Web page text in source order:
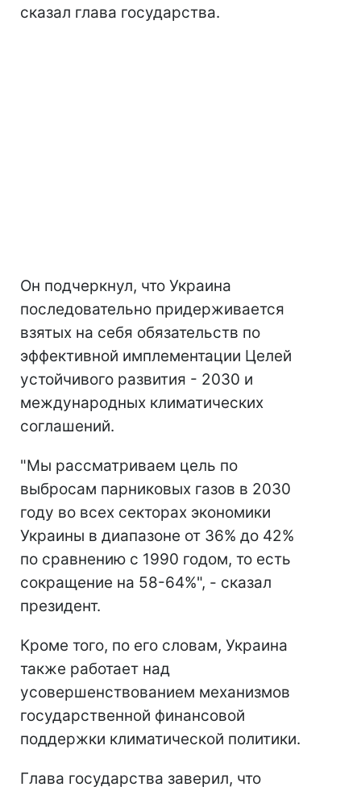
сказал глава государства.
Он подчеркнул, что Украина
последовательно придерживается
взятых на себя обязательств по
эффективной имплементации Целей
устойчивого развития - 2030 и
международных климатических
соглашений.
"Мы рассматриваем цель по
выбросам парниковых газов в 2030
году во всех секторах экономики
Украины в диапазоне от 36% до 42%
по сравнению с 1990 годом, то есть
сокращение на 58-64%", - сказал
президент.
Кроме того, по его словам, Украина
также работает над
усовершенствованием механизмов
государственной финансовой
поддержки климатической политики.
Глава государства заверил, что